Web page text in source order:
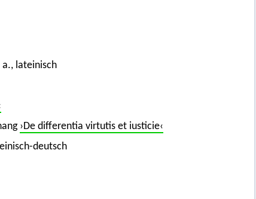
a., lateinisch
›De differentia virtutis et iusticie‹
deutsch